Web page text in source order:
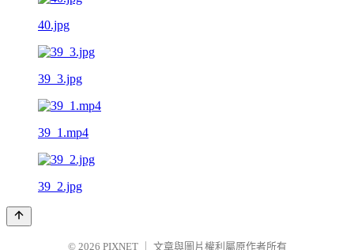
40.jpg
39_3.jpg
39_1.mp4
39_2.jpg
© 2026 PIXNET 文章與圖片權利屬原作者所有